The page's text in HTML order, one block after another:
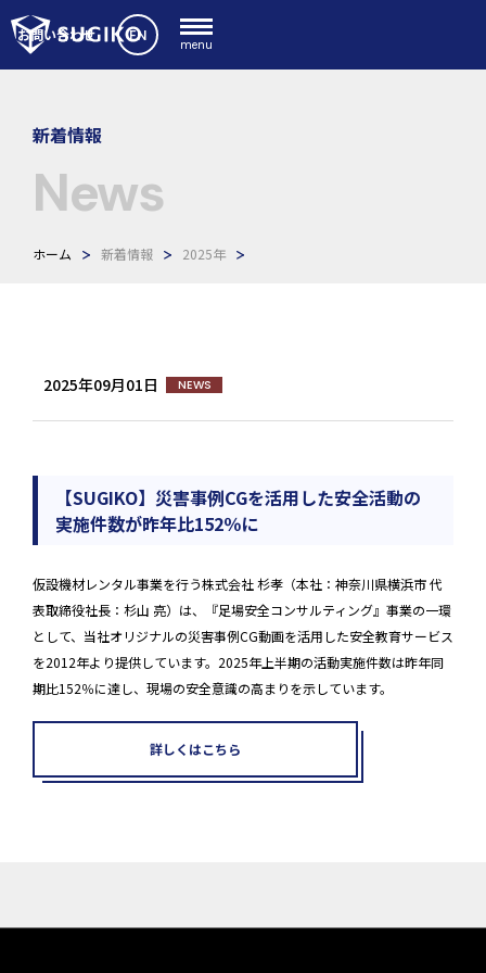
お問い合わせ EN menu
新着情報
News
ホーム 新着情報 2025年
2025年09月01日 NEWS
【SUGIKO】災害事例CGを活用した安全活動の
実施件数が昨年比152％に
仮設機材レンタル事業を行う株式会社 杉孝（本社：神奈川県横浜市 代
表取締役社長：杉山 亮）は、『足場安全コンサルティング』事業の一環
として、当社オリジナルの災害事例CG動画を活用した安全教育サービス
を2012年より提供しています。2025年上半期の活動実施件数は昨年同
期比152％に達し、現場の安全意識の高まりを示しています。
詳しくはこちら